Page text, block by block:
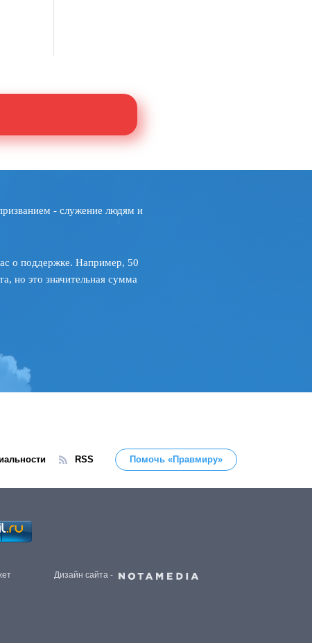
- служение людям и
о поддержке. Например, 50
но это значительная сумма
RSS Помочь «Правмиру»
Дизайн сайта -